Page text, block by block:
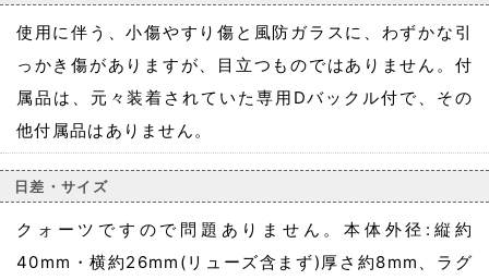
使用に伴う、小傷やすり傷と風防ガラスに、わずかな引
っかき傷がありますが、目立つものではありません。付
属品は、元々装着されていた専用Dバックル付で、その
他付属品はありません。
日差・サイズ
クォーツですので問題ありません。本体外径:縦約
40mm・横約26mm(リューズ含まず)厚さ約8mm、ラグ